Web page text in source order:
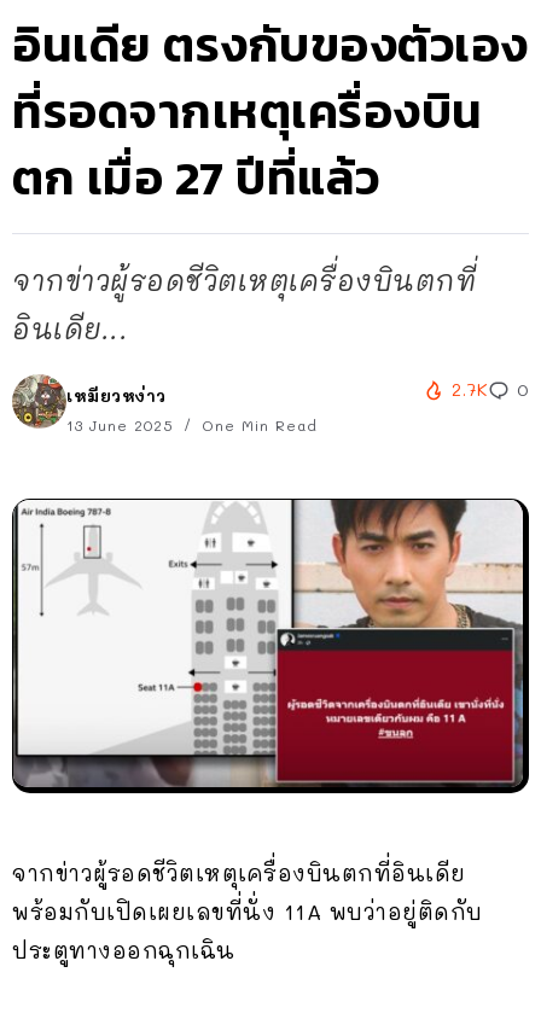
อินเดีย ตรงกับของตัวเอง
ที่รอดจากเหตุเครื่องบิน
ตก เมื่อ 27 ปีที่แล้ว
จากข่าวผู้รอดชีวิตเหตุเครื่องบินตกที่
อินเดีย...
เหมียวหง่าว
13 June 2025 One Min Read
2.7K 0
จากข่าวผู้รอดชีวิตเหตุเครื่องบินตกที่อินเดีย
พร้อมกับเปิดเผยเลขที่นั่ง 11A พบว่าอยู่ติดกับ
ประตูทางออกฉุกเฉิน